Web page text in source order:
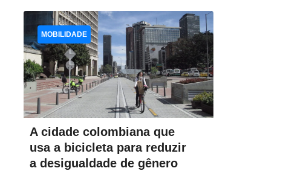
A cidade colombiana que
usa a bicicleta para reduzir
a desigualdade de gênero
MOBILIDADE